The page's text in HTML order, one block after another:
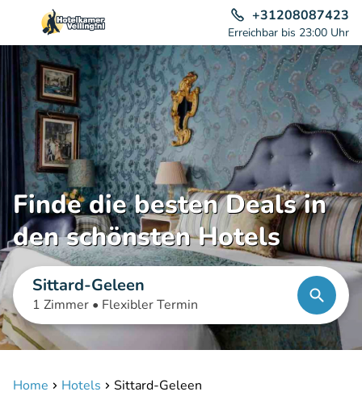
+31208087423
Erreichbar bis 23:00 Uhr
Finde die besten Deals in
den schönsten Hotels
Sittard-Geleen
1 Zimmer • Flexibler Termin
Home Hotels Sittard-Geleen